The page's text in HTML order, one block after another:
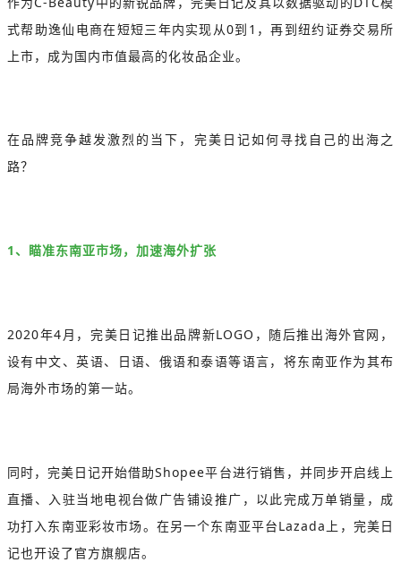
式帮助逸仙电商在短短三年内实现从0到1，再到纽约证券交易所
上市，成为国内市值最高的化妆品企业。
在品牌竞争越发激烈的当下，完美日记如何寻找自己的出海之
路？
1、瞄准东南亚市场，加速海外扩张
2020年4月，完美日记推出品牌新LOGO，随后推出海外官网，
设有中文、英语、日语、俄语和泰语等语言，将东南亚作为其布
局海外市场的第一站。
同时，完美日记开始借助Shopee平台进行销售，并同步开启线上
直播、入驻当地电视台做广告铺设推广，以此完成万单销量，成
功打入东南亚彩妆市场。在另一个东南亚平台Lazada上，完美日
记也开设了官方旗舰店。